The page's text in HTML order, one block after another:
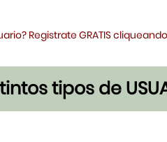
Registrate GRATIS
tipos de